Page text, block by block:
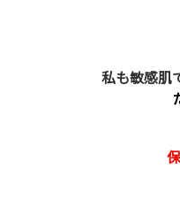
私も敏感肌